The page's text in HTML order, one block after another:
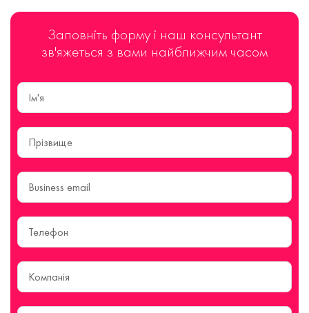
Заповніть форму і наш консультант
зв'яжеться з вами найближчим часом